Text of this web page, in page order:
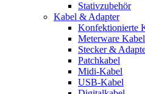
Stativzubehör
Kabel & Adapter
Konfektionierte
Meterware Kabel
Stecker &
Patchkabel
Midi-Kabel
USB-Kabel